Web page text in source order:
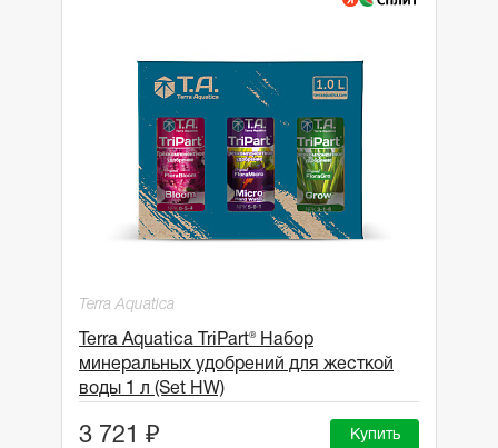
Terra Aquatica
Terra Aquatica TriPart® Набор
минеральных удобрений для жесткой
воды 1 л (Set HW)
3 721 ₽ Купить